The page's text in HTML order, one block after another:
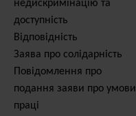
недискримінацію та
доступність
Відповідність
Заява про солідарність
Повідомлення про
подання заяви про умови
праці